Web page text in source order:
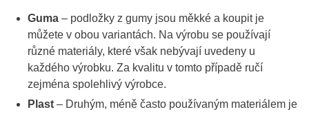
Guma – podložky z gumy jsou měkké a koupit je
můžete v obou variantách. Na výrobu se používají
různé materiály, které však nebývají uvedeny u
každého výrobku. Za kvalitu v tomto případě ručí
zejména spolehlivý výrobce.
Plast – Druhým, méně často používaným materiálem je